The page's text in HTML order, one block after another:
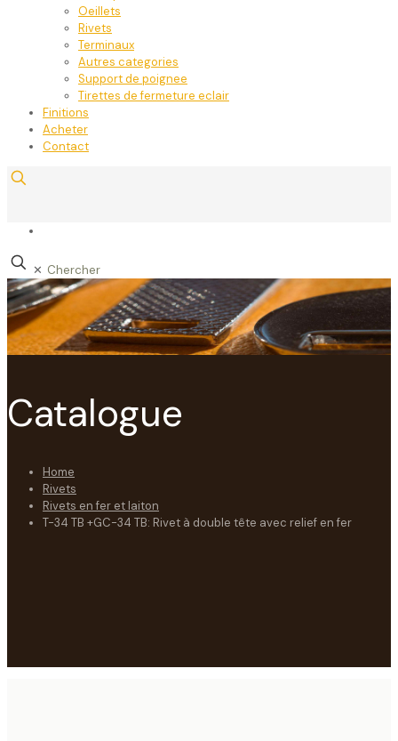
Oeillets
Rivets
Terminaux
Autres categories
Support de poignee
Tirettes de fermeture eclair
Finitions
Acheter
Contact
✕
Catalogue
Home
Rivets
Rivets en fer et laiton
T-34 TB +GC-34 TB: Rivet à double tête avec relief en fer